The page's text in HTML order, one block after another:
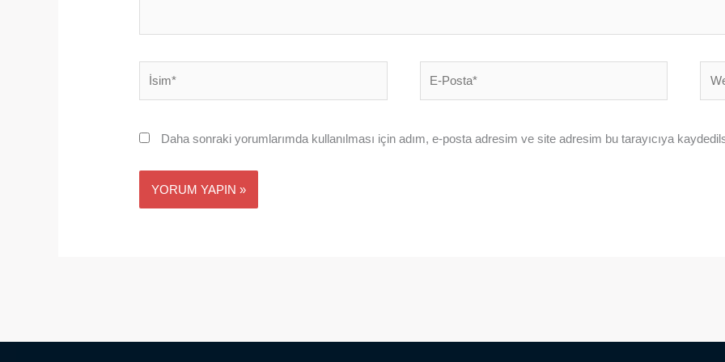
Posta*
Daha sonraki yorumlarımda kullanılması için adım, e-posta adresim ve site adresim bu tarayıcıya